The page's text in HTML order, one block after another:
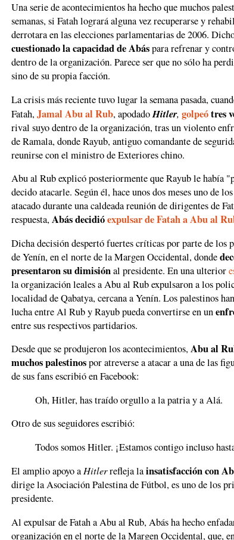
Una serie de acontecimientos ha hecho que muchos
semanas, si Fatah logrará alguna vez recuperarse y
derrotara en las elecciones parlamentarias de 2006.
cuestionado la capacidad de Abáspara refrenar y
dentro de la organización. Parece ser que no sólo ha
sino de su propia facción.
La crisis más reciente tuvo lugar la semana pasada,
Fatah,Jamal Abu al Rub, apodadoHitler, golpeótres
rival suyo dentro de la organización, tras un violento
de Ramala, donde Rayub, antiguo comandante de
reunirse con el ministro de Exteriores chino.
Abu al Rub explicó posteriormente que Rayub le había
decido atacarle. Según él, hace unos dos meses uno de
atacado durante una caldeada reunión de dirigentes de
respuesta,Abás decidióexpulsar de Fatah a Abu al
Dicha decisión despertó fuertes críticas por parte de los
de Yenín, en el norte de la Margen Occidental, donde
presentaron su dimisiónal presidente. En una ulterior
la organización leales a Abu al Rub expulsaron a los
localidad de Qabatya, cercana a Yenín. Los palestinos
lucha entre Al Rub y Rayub pueda convertirse en un
entre sus respectivos partidarios.
Desde que se produjeron los acontecimientos,Abu al
muchos palestinospor atreverse a atacar a una de las
de sus fans escribió en Facebook:
Oh, Hitler, has traído orgullo a la patria y a Alá.
Otro de sus seguidores escribió:
Todos somos Hitler. ¡Estamos contigo incluso
El amplio apoyo a Hitlerrefleja lainsatisfacción con
dirige la Asociación Palestina de Fútbol, es uno de los
presidente.
Al expulsar de Fatah a Abu al Rub, Abás ha hecho
organización en el norte de la Margen Occidental, que,